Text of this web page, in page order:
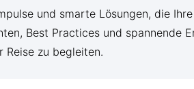
und smarte Lösungen, die
Best Practices und spannende
Reise zu begleiten.